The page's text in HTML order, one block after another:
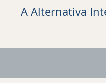
A Alternativa